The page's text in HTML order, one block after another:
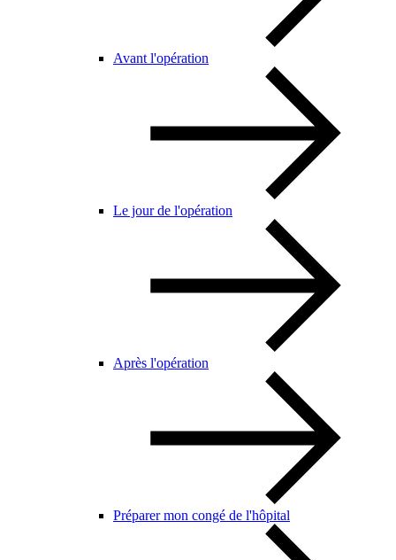
Avant l'opération
Le jour de l'opération
Après l'opération
Préparer mon congé de l'hôpital